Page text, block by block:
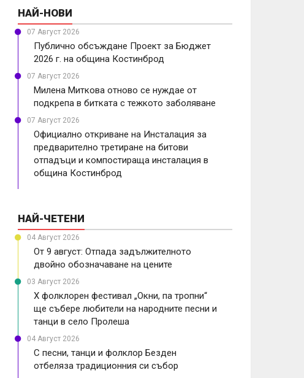
НАЙ-НОВИ
07 Август 2026
Публично обсъждане Проект за Бюджет
2026 г. на община Костинброд
07 Август 2026
Милена Миткова отново се нуждае от
подкрепа в битката с тежкото заболяване
07 Август 2026
Официално откриване на Инсталация за
предварително третиране на битови
отпадъци и компостираща инсталация в
община Костинброд
НАЙ-ЧЕТЕНИ
04 Август 2026
От 9 август: Отпада задължителното
двойно обозначаване на цените
03 Август 2026
X фолклорен фестивал „Окни, па тропни“
ще събере любители на народните песни и
танци в село Пролеша
04 Август 2026
С песни, танци и фолклор Безден
отбеляза традиционния си събор